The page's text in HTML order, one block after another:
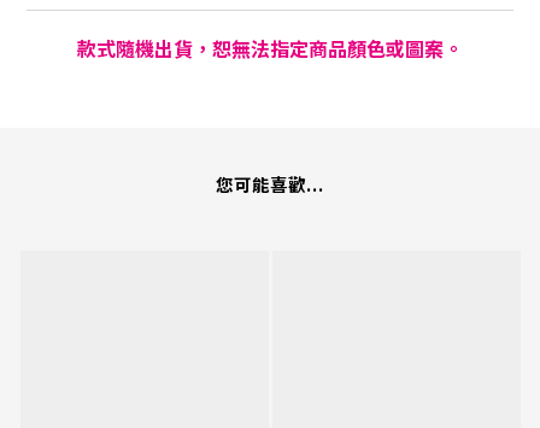
款式隨機出貨，恕無法指定商品顏色或圖案。
您可能喜歡...